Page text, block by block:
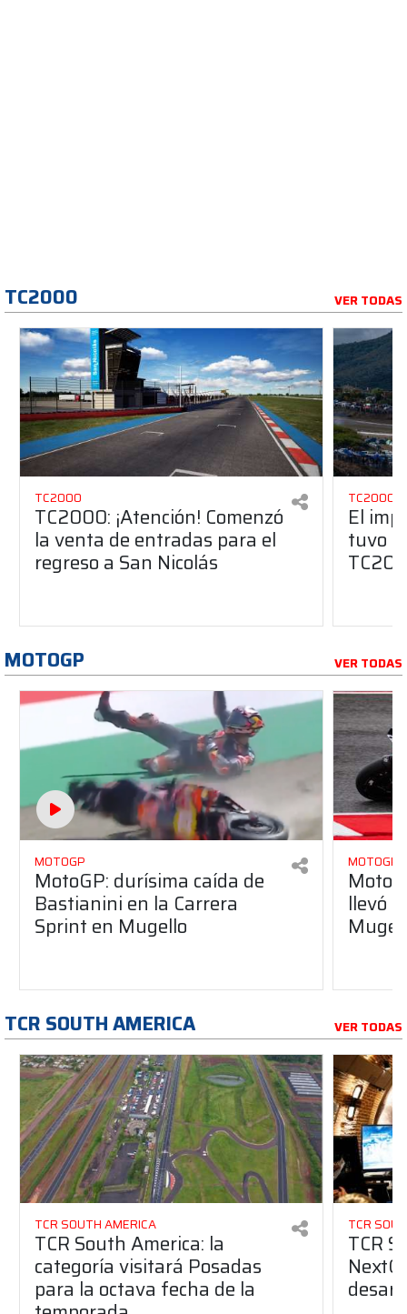
TC2000 VER TODAS
TC2000
TC2000: ¡Atención! Comenzó
la venta de entradas para el
regreso a San Nicolás
TC2000
El
tuvo
MOTOGP VER TODAS
MOTOGP
MotoGP: durísima caída de
Bastianini en la Carrera
Sprint en Mugello
MOTOGP
llevó
TCR SOUTH AMERICA VER TODAS
TCR SOUTH AMERICA
TCR South America: la
categoría visitará Posadas
para la octava fecha de la
TCR
TCR